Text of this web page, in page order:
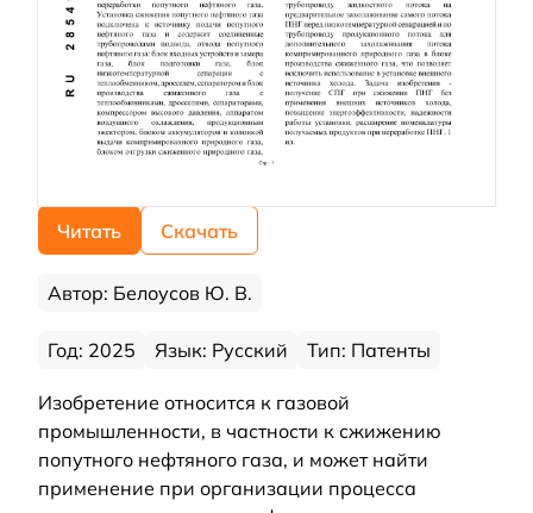
Читать Скачать
Автор: Белоусов Ю. В.
Год: 2025 Язык: Русский Тип: Патенты
Изобретение относится к газовой
промышленности, в частности к сжижению
попутного нефтяного газа, и может найти
применение при организации процесса